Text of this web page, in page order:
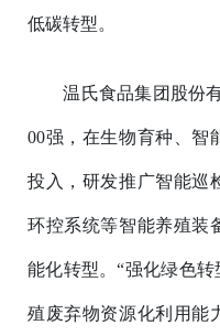
低碳转型。
温氏食品集团股份有
00强，在生物育种、智
投入，研发推广智能巡
环控系统等智能养殖装
能化转型。“强化绿色
殖废弃物资源化利用能